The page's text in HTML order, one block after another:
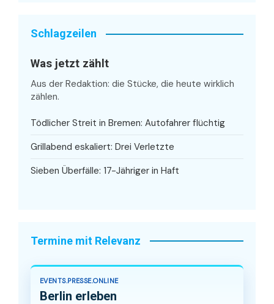
Schlagzeilen
Was jetzt zählt
Aus der Redaktion: die Stücke, die heute wirklich
zählen.
Tödlicher Streit in Bremen: Autofahrer flüchtig
Grillabend eskaliert: Drei Verletzte
Sieben Überfälle: 17-Jähriger in Haft
Termine mit Relevanz
EVENTS.PRESSE.ONLINE
Berlin erleben